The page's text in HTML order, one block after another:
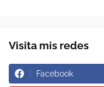
Visita mis redes
Facebook